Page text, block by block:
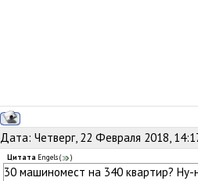
Дата: Четверг, 22 Февраля 2018,
Цитата Engels( )
30 машиномест на 340 квартир?